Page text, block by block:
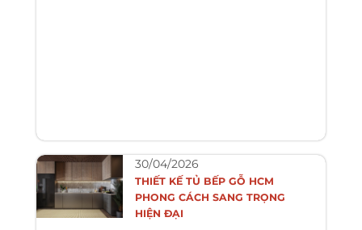
30/04/2026
THIẾT KẾ TỦ BẾP GỖ HCM
PHONG CÁCH SANG TRỌNG
HIỆN ĐẠI